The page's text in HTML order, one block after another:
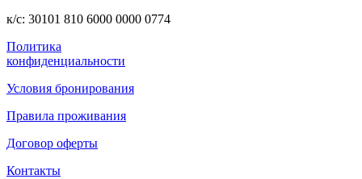
к/с: 30101 810 6000 0000 0774
Политика
конфиденциальности
Условия бронирования
Правила проживания
Договор оферты
Контакты